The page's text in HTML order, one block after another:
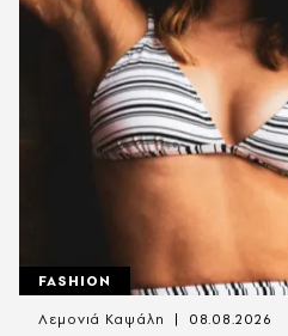
FASHION
Λεμονιά Καψάλη 08.08.2026